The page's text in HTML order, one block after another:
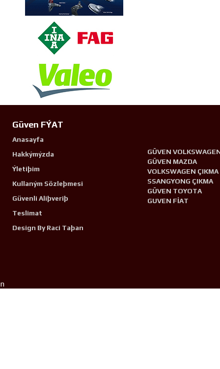
Güven FÝAT
Anasayfa
Hakkýmýzda
Ýletiþim
Kullaným Sözleþmesi
Güvenli Aliþveriþ
Teslimat
Design By Raci Taþan
GÜVEN
GÜVEN MAZDA
VOLKSWAGEN ÇIKMA
SSANGYONG ÇIKMA
GÜVEN TOYOTA
GUVEN FİAT
n